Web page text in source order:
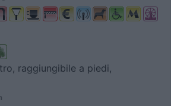
raggiungibile a piedi,